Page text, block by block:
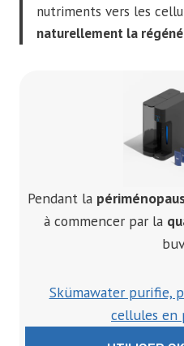
nutriments vers les
naturellement la
Pendant la
à commencer par la
Skümawater purifie,
cellules en